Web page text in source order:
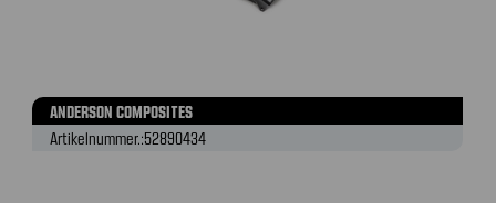
ANDERSON COMPOSITES
Artikelnummer.:52890434